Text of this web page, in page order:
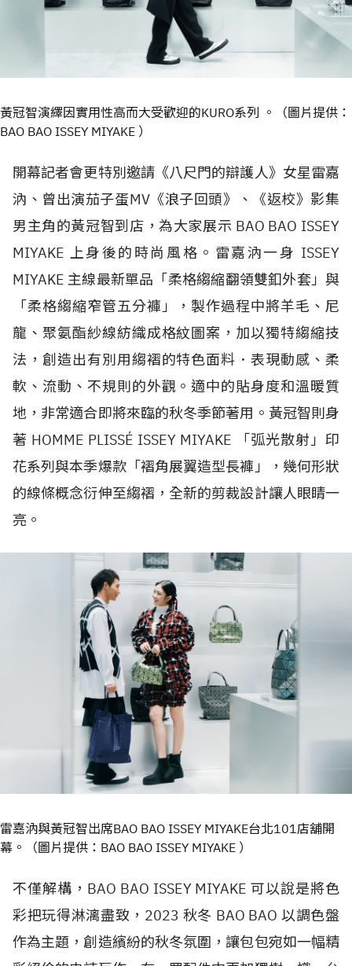
黃冠智演繹因實用性高而大受歡迎的KURO系列 。（圖片提供：
BAO BAO ISSEY MIYAKE ）
開幕記者會更特別邀請《八尺門的辯護人》女星雷嘉
汭、曾出演茄子蛋MV《浪子回頭》、《返校》影集
男主角的黃冠智到店，為大家展示 BAO BAO ISSEY
MIYAKE 上身後的時尚風格。雷嘉汭一身 ISSEY
MIYAKE 主線最新單品「柔格縐縮翻領雙釦外套」與
「柔格縐縮窄管五分褲」，製作過程中將羊毛、尼
龍、聚氨酯紗線紡織成格紋圖案，加以獨特縐縮技
法，創造出有別用縐褶的特色面料．表現動感、柔
軟、流動、不規則的外觀。適中的貼身度和溫暖質
地，非常適合即將來臨的秋冬季節著用。黃冠智則身
著 HOMME PLISSÉ ISSEY MIYAKE 「弧光散射」印
花系列與本季爆款「褶角展翼造型長褲」，幾何形狀
的線條概念衍伸至縐褶，全新的剪裁設計讓人眼睛一
亮。
雷嘉汭與黃冠智出席BAO BAO ISSEY MIYAKE台北101店舖開
幕。（圖片提供：BAO BAO ISSEY MIYAKE ）
不僅解構，BAO BAO ISSEY MIYAKE 可以說是將色
彩把玩得淋漓盡致，2023 秋冬 BAO BAO 以調色盤
作為主題，創造繽紛的秋冬氛圍，讓包包宛如一幅精